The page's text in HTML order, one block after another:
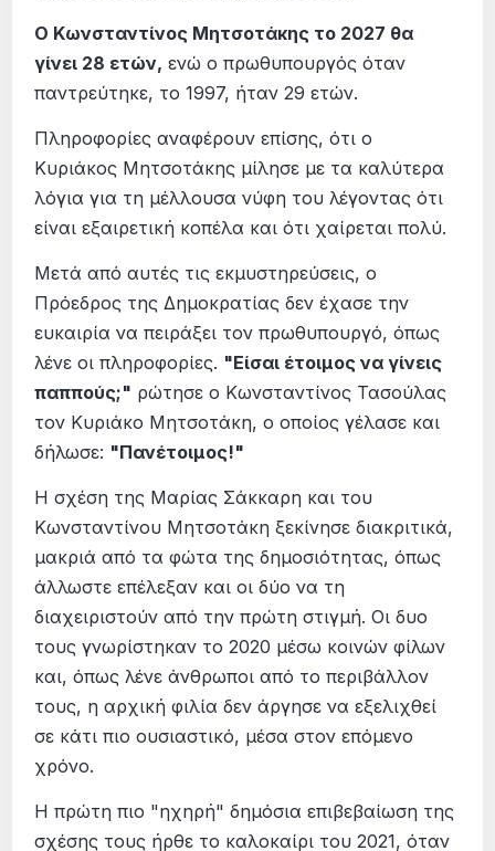
Ο Κωνσταντίνος Μητσοτάκης το 2027 θα
γίνει 28 ετών, ενώ ο πρωθυπουργός όταν
παντρεύτηκε, το 1997, ήταν 29 ετών.
Πληροφορίες αναφέρουν επίσης, ότι ο
Κυριάκος Μητσοτάκης μίλησε με τα καλύτερα
λόγια για τη μέλλουσα νύφη του λέγοντας ότι
είναι εξαιρετική κοπέλα και ότι χαίρεται πολύ.
Μετά από αυτές τις εκμυστηρεύσεις, ο
Πρόεδρος της Δημοκρατίας δεν έχασε την
ευκαιρία να πειράξει τον πρωθυπουργό, όπως
λένε οι πληροφορίες. "Είσαι έτοιμος να γίνεις
παππούς;" ρώτησε ο Κωνσταντίνος Τασούλας
τον Κυριάκο Μητσοτάκη, ο οποίος γέλασε και
δήλωσε: "Πανέτοιμος!"
Η σχέση της Μαρίας Σάκκαρη και του
Κωνσταντίνου Μητσοτάκη ξεκίνησε διακριτικά,
μακριά από τα φώτα της δημοσιότητας, όπως
άλλωστε επέλεξαν και οι δύο να τη
διαχειριστούν από την πρώτη στιγμή. Οι δυο
τους γνωρίστηκαν το 2020 μέσω κοινών φίλων
και, όπως λένε άνθρωποι από το περιβάλλον
τους, η αρχική φιλία δεν άργησε να εξελιχθεί
σε κάτι πιο ουσιαστικό, μέσα στον επόμενο
χρόνο.
Η πρώτη πιο "ηχηρή" δημόσια επιβεβαίωση της
σχέσης τους ήρθε το καλοκαίρι του 2021, όταν